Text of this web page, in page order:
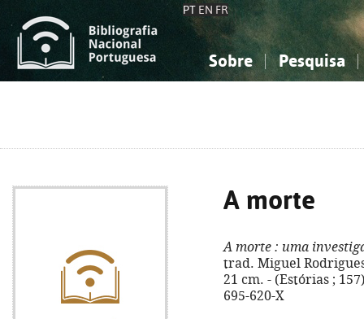
PT EN FR
Sobre Pesquisa
A morte
A morte : uma
trad. Miguel
21 cm. - (Estórias ;
695-620-X